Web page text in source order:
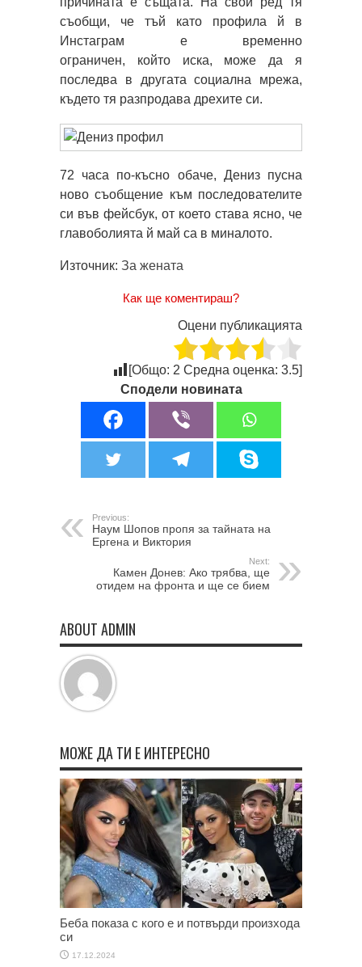
съобщи, че тъй като профила й в
Инстаграм е временно
ограничен, който иска, може да я
последва в другата социална мрежа,
където тя разпродава дрехите си.
72 часа по-късно обаче, Дениз пусна
ново съобщение към последователите
си във фейсбук, от което става ясно, че
главоболията й май са в миналото.
Източник: За жената
Как ще коментираш?
Оцени публикацията
[Общо: 2 Средна оценка: 3.5]
Сподели новината
Previous:
Наум Шопов пропя за тайната на
Ергена и Виктория
Next:
Камен Донев: Ако трябва, ще
отидем на фронта и ще се бием
ABOUT ADMIN
МОЖЕ ДА ТИ Е ИНТЕРЕСНО
Беба показа с кого е и потвърди произхода
си
17.12.2024